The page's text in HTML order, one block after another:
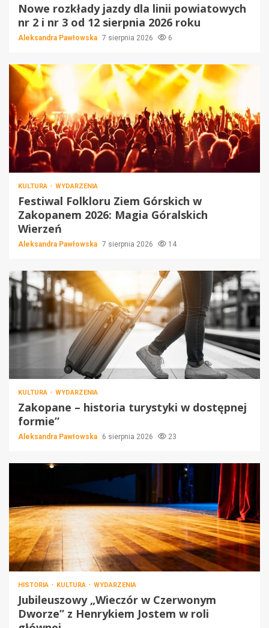
Nowe rozkłady jazdy dla linii powiatowych
nr 2 i nr 3 od 12 sierpnia 2026 roku
Aleksandra Pawłowska 7 sierpnia 2026 6
KULTURA WYDARZENIA
Festiwal Folkloru Ziem Górskich w
Zakopanem 2026: Magia Góralskich
Wierzeń
Aleksandra Pawłowska 7 sierpnia 2026 14
KULTURA WYDARZENIA
Zakopane – historia turystyki w dostępnej
formie”
Aleksandra Pawłowska 6 sierpnia 2026 23
HISTORIA KULTURA WYDARZENIA
Jubileuszowy „Wieczór w Czerwonym
Dworze” z Henrykiem Jostem w roli